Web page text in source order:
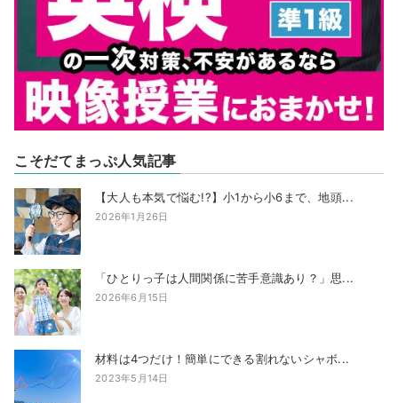
こそだてまっぷ人気記事
【大人も本気で悩む!?】小1から小6まで、地頭...
2026年1月26日
「ひとりっ子は人間関係に苦手意識あり？」思...
2026年6月15日
材料は4つだけ！簡単にできる割れないシャボ...
2023年5月14日